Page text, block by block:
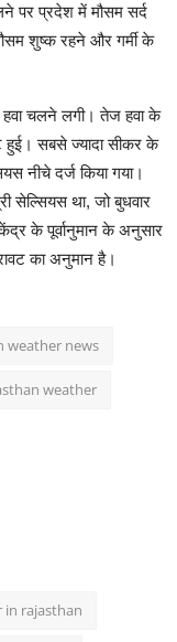
पर प्रदेश में मौसम सर्द
शुष्क रहने और गर्मी के
हवा चलने लगी। तेज हवा के
सबसे ज्यादा सीकर के
नीचे दर्ज किया गया।
सेल्सियस था, जो बुधवार
के पूर्वानुमान के अनुसार
का अनुमान है।
weather news
weather
in rajasthan